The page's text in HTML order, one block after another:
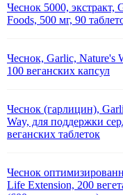
Чеснок 5000, экстракт,
Foods, 500 мг, 90
Чеснок, Garlic, Nature's
100 веганских капсул
Чеснок (гарлицин),
Way, для поддержки
веганских таблеток
Чеснок
Life Extension, 200